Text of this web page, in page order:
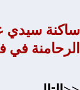
ساكنة سيدي
الرحامنة في